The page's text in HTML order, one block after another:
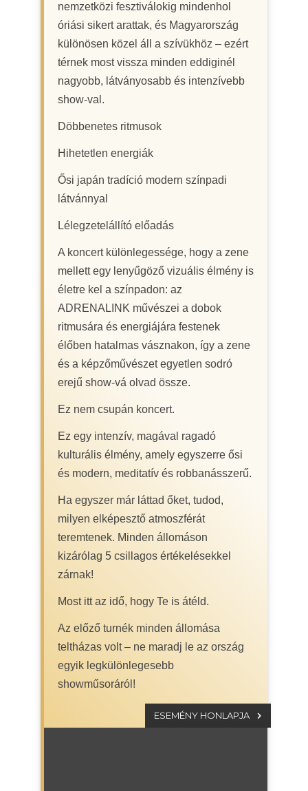
nemzetközi fesztiválokig mindenhol
óriási sikert arattak, és Magyarország
különösen közel áll a szívükhöz – ezért
térnek most vissza minden eddiginél
nagyobb, látványosabb és intenzívebb
show-val.
Döbbenetes ritmusok
Hihetetlen energiák
Ősi japán tradíció modern színpadi
látvánnyal
Lélegzetelállító előadás
A koncert különlegessége, hogy a zene
mellett egy lenyűgöző vizuális élmény is
életre kel a színpadon: az
ADRENALINK művészei a dobok
ritmusára és energiájára festenek
élőben hatalmas vásznakon, így a zene
és a képzőművészet egyetlen sodró
erejű show-vá olvad össze.
Ez nem csupán koncert.
Ez egy intenzív, magával ragadó
kulturális élmény, amely egyszerre ősi
és modern, meditatív és robbanásszerű.
Ha egyszer már láttad őket, tudod,
milyen elképesztő atmoszférát
teremtenek. Minden állomáson
kizárólag 5 csillagos értékelésekkel
zárnak!
Most itt az idő, hogy Te is átéld.
Az előző turnék minden állomása
teltházas volt – ne maradj le az ország
egyik legkülönlegesebb
showműsoráról!
ESEMÉNY HONLAPJA